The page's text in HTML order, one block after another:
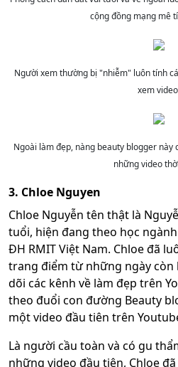
cộng đồng mạng mê
Người xem thường bị "nhiễm" luôn tính
xem
Ngoài làm đẹp, nàng beauty blogger
những video
3. Chloe Nguyen
Chloe Nguyễn tên thật là
tuổi, hiện đang theo học ngành
ĐH RMIT Việt Nam. Chloe đã
trang điểm từ những ngày còn
dõi các kênh về làm đẹp trên
theo đuổi con đường Beauty
một video đầu tiên trên
Là người cầu toàn và có gu
những video đầu tiên, Chloe